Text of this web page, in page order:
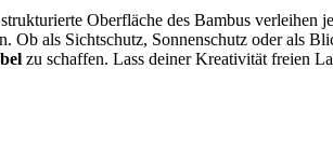
Oberfläche des Bambus verleihen
Ob als Sichtschutz, Sonnenschutz oder als
zu schaffen. Lass deiner Kreativität freien